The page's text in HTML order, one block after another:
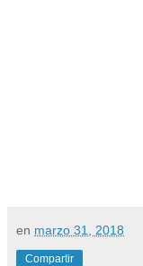
en marzo 31, 2018
Compartir